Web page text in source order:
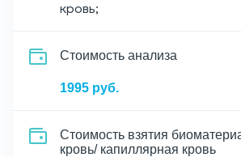
кровь;
Cтоимость анализа
1995 руб.
Стоимость взятия
кровь/ капиллярная кровь